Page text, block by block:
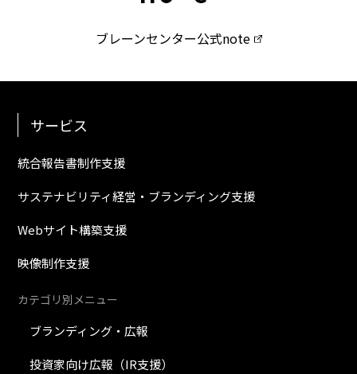
ブレーンセンター公式note
サービス
統合報告書制作支援
サステナビリティ経営・ブランディング支援
Webサイト構築支援
映像制作支援
カテゴリ別メニュー
ブランディング・広報
投資家向け広報（IR支援）